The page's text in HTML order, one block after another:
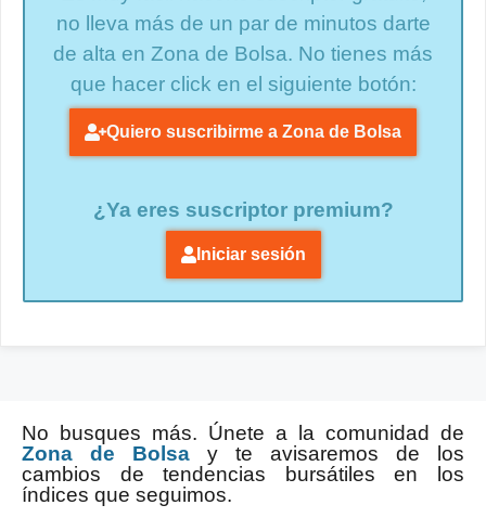
no lleva más de un par de minutos darte
de alta en Zona de Bolsa. No tienes más
que hacer click en el siguiente botón:
Quiero suscribirme a Zona de Bolsa
¿Ya eres suscriptor premium?
Iniciar sesión
No busques más. Únete a la comunidad de
Zona de Bolsa y te avisaremos de los
cambios de tendencias bursátiles en los
índices que seguimos.